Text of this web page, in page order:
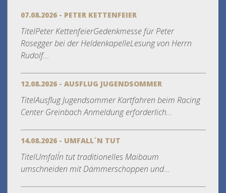
07.08.2026 - PETER KETTENFEIER
TitelPeter KettenfeierGedenkmesse für Peter
Rosegger bei der HeldenkapelleLesung von Herrn
Rudolf...
12.08.2026 - AUSFLUG JUGENDSOMMER
TitelAusflug Jugendsommer Kartfahren beim Racing
Center Greinbach Anmeldung erforderlich...
14.08.2026 - UMFALL´N TUT
TitelUmfall´n tut traditionelles Maibaum
umschneiden mit Dämmerschoppen und...